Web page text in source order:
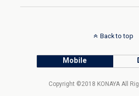
Back to top
Mobile
Copyright ©2018 KONAYA All